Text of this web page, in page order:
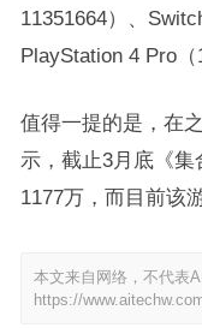
11351664）、
PlayStation 4 Pro（
值得一提的是，在
示，截止3月底《
1177万，而目前该
本文来自网络，不代表
https://